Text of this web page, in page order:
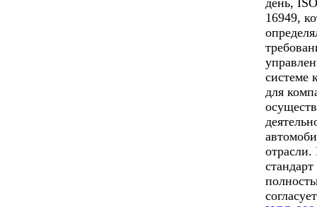
16949,
системе
для
стандарт